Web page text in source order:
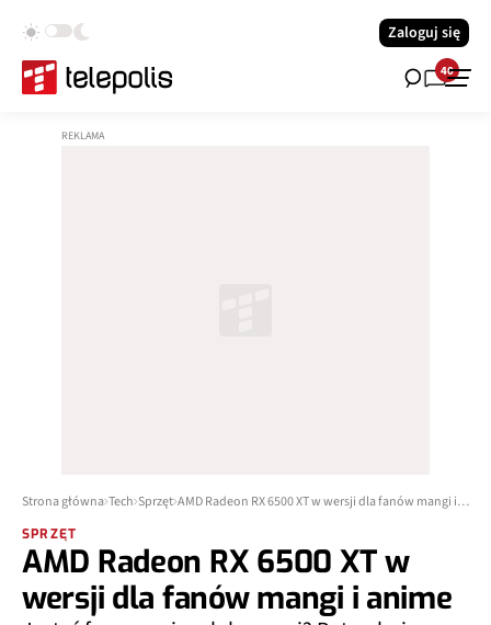
Zaloguj się
40
Strona główna Tech Sprzęt
SPRZĘT
AMD Radeon RX 6500 XT w
wersji dla fanów mangi i anime